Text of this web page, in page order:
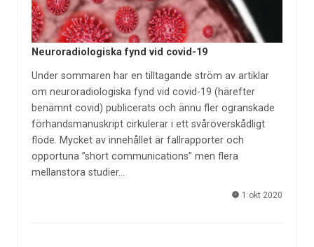
Neuroradiologiska fynd vid covid-19
Under sommaren har en tilltagande ström av artiklar
om neuroradiologiska fynd vid covid-19 (härefter
benämnt covid) publicerats och ännu fler ogranskade
förhandsmanuskript cirkulerar i ett svåröverskådligt
flöde. Mycket av innehållet är fallrapporter och
opportuna ”short communications” men flera
mellanstora studier…
1 okt 2020